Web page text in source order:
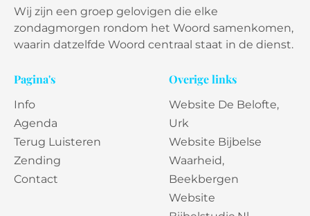
Wij zijn een groep gelovigen die elke
zondagmorgen rondom het Woord samenkomen,
waarin datzelfde Woord centraal staat in de dienst.
Pagina's
Info
Agenda
Terug Luisteren
Zending
Contact
Overige links
Website De Belofte,
Urk
Website Bijbelse
Waarheid,
Beekbergen
Website